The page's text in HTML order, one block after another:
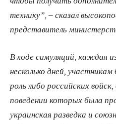
технику”, – сказал
представитель
В ходе симуляций, каждая
несколько дней,
роль либо российских
поведении которых была
украинская разведка и